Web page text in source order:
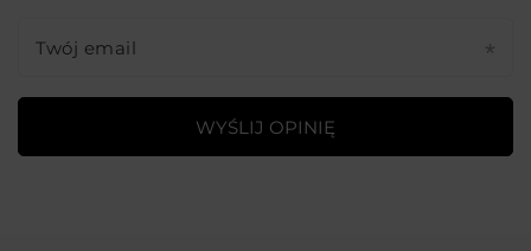
Twój email
WYŚLIJ OPINIĘ